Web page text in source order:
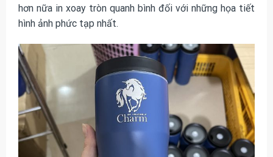
hơn nữa in xoay tròn quanh bình đối với những họa tiết
hình ảnh phức tạp nhất.